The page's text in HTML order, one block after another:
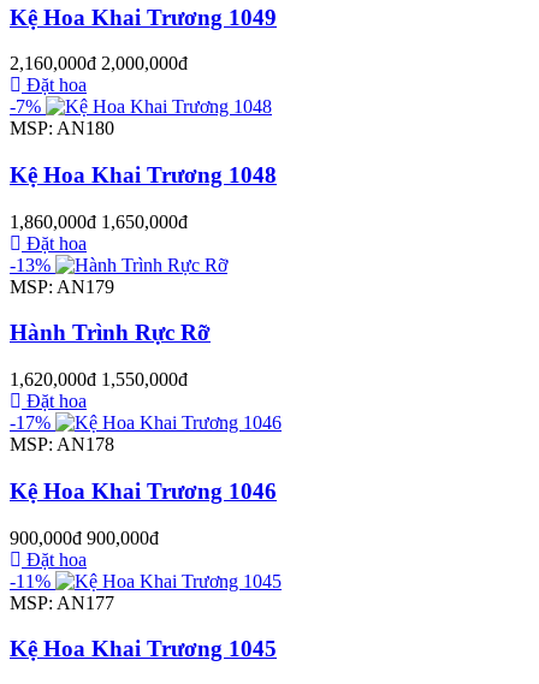
Kệ Hoa Khai Trương 1049
2,160,000đ 2,000,000đ
Đặt hoa
-7%
MSP: AN180
Kệ Hoa Khai Trương 1048
1,860,000đ 1,650,000đ
Đặt hoa
-13%
MSP: AN179
Hành Trình Rực Rỡ
1,620,000đ 1,550,000đ
Đặt hoa
-17%
MSP: AN178
Kệ Hoa Khai Trương 1046
900,000đ 900,000đ
Đặt hoa
-11%
MSP: AN177
Kệ Hoa Khai Trương 1045